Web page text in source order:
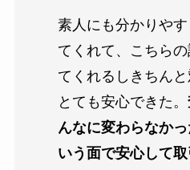
素人にも分かりや
てくれて、こちら
てくれるしきちん
とても安心できた。
んなに変わらなか
いう面で安心して